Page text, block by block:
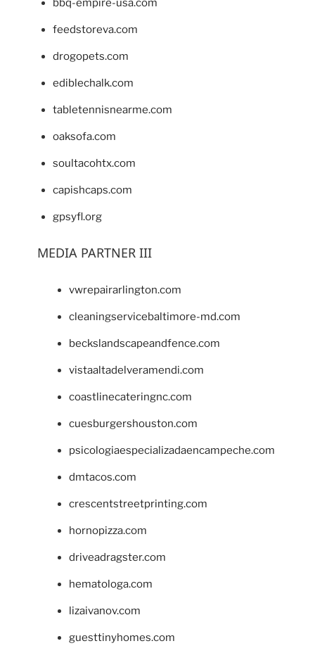
bbq-empire-usa.com
feedstoreva.com
drogopets.com
ediblechalk.com
tabletennisnearme.com
oaksofa.com
soultacohtx.com
capishcaps.com
gpsyfl.org
MEDIA PARTNER III
vwrepairarlington.com
cleaningservicebaltimore-md.com
beckslandscapeandfence.com
vistaaltadelveramendi.com
coastlinecateringnc.com
cuesburgershouston.com
psicologiaespecializadaencampeche.com
dmtacos.com
crescentstreetprinting.com
hornopizza.com
driveadragster.com
hematologa.com
lizaivanov.com
guesttinyhomes.com